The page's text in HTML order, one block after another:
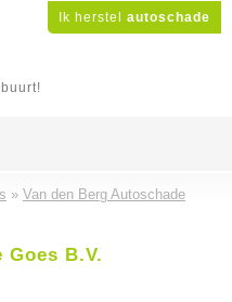
Ik herstel autoschade
» Van den Berg Autoschade
Goes B.V.